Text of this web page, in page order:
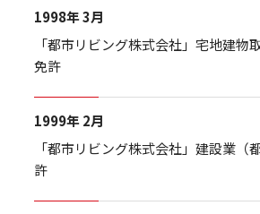
1998年 3月
「都市リビング株式会社」宅地建物
免許
1999年 2月
「都市リビング株式会社」建設業（
許